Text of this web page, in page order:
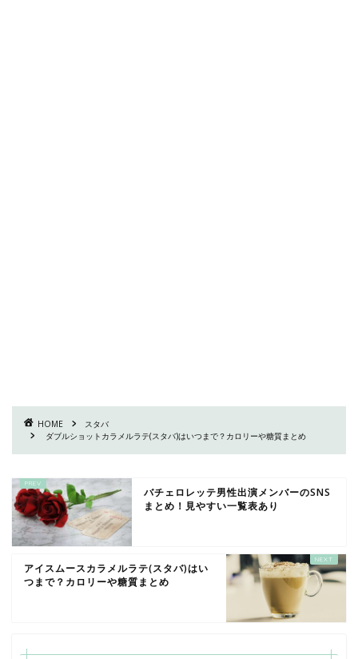
HOME
スタバ
ダブルショットカラメルラテ(スタバ)はいつまで？カロリーや糖質まとめ
バチェロレッテ男性出演メンバーのSNS
まとめ！見やすい一覧表あり
アイスムースカラメルラテ(スタバ)はい
つまで？カロリーや糖質まとめ